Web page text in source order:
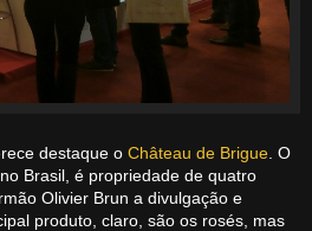
destaque o Château de Brigue . O
Brasil, é propriedade de quatro
Olivier Brun a divulgação e
produto, claro, são os rosés, mas